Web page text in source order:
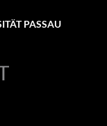
PASSAU